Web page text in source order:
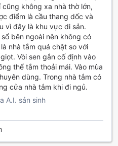
sẵn sàng giúp đỡ du khách
du lịch.
phí trong các khu vực
trì kết nối internet mọi lúc
có khu vực hút thuốc
hàng hút thuốc. Tất cả
Wi-Fi miễn phí, đảm bảo du
một cách thuận tiện. Ngoài
vụ check-in/check-out
máy bán hàng tự động và
để đảm bảo sự thoải mái và
sạn Veneto
không xa nhà thờ lớn,
điểm là cầu thang dốc và
vì đây là khu vực di sản.
bên ngoài nên không có
nhà tắm quá chật so với
Vòi sen gắn cố định vào
thể tắm thoải mái. Vào mùa
dùng. Trong nhà tắm có
cửa nhà tắm khi đi ngủ.
A.I. sản sinh